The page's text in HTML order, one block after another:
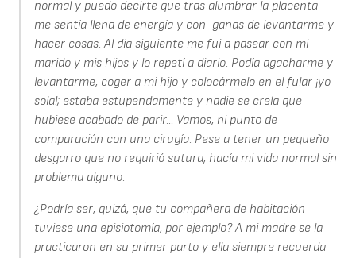
normal y puedo decirte que tras alumbrar la placenta
me sentía llena de energía y con ganas de levantarme y
hacer cosas. Al día siguiente me fui a pasear con mi
marido y mis hijos y lo repetí a diario. Podía agacharme y
levantarme, coger a mi hijo y colocármelo en el fular ¡yo
sola!; estaba estupendamente y nadie se creía que
hubiese acabado de parir... Vamos, ni punto de
comparación con una cirugía. Pese a tener un pequeño
desgarro que no requirió sutura, hacía mi vida normal sin
problema alguno.
¿Podría ser, quizá, que tu compañera de habitación
tuviese una episiotomía, por ejemplo? A mi madre se la
practicaron en su primer parto y ella siempre recuerda